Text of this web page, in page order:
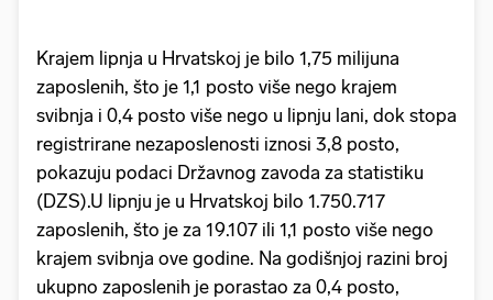
Krajem lipnja u Hrvatskoj je bilo 1,75 milijuna
zaposlenih, što je 1,1 posto više nego krajem
svibnja i 0,4 posto više nego u lipnju lani, dok stopa
registrirane nezaposlenosti iznosi 3,8 posto,
pokazuju podaci Državnog zavoda za statistiku
(DZS).U lipnju je u Hrvatskoj bilo 1.750.717
zaposlenih, što je za 19.107 ili 1,1 posto više nego
krajem svibnja ove godine. Na godišnjoj razini broj
ukupno zaposlenih je porastao za 0,4 posto,